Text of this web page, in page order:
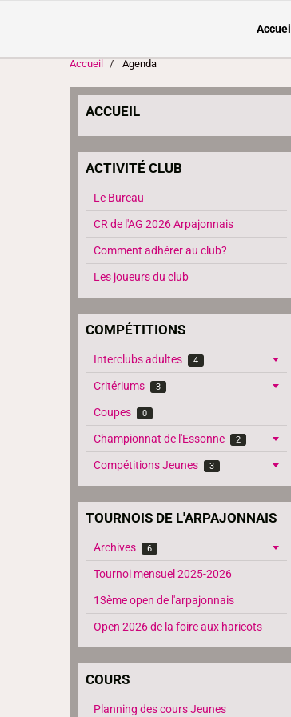
Accueil
Accueil Agenda
ACCUEIL
ACTIVITÉ CLUB
Le Bureau
CR de l'AG 2026 Arpajonnais
Comment adhérer au club?
Les joueurs du club
COMPÉTITIONS
Interclubs adultes 4
Critériums 3
Coupes 0
Championnat de l'Essonne 2
Compétitions Jeunes 3
TOURNOIS DE L'ARPAJONNAIS
Archives 6
Tournoi mensuel 2025-2026
13ème open de l'arpajonnais
Open 2026 de la foire aux haricots
COURS
Planning des cours Jeunes